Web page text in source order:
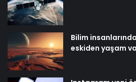
Bilim
eskiden yaşam